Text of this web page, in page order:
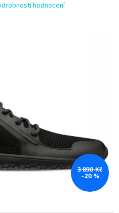
hodnocení
3 890 Kč
–20 %